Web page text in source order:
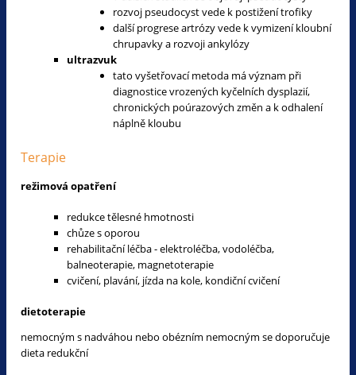
rozvoj pseudocyst vede k postižení trofiky
další progrese artrózy vede k vymizení kloubní
chrupavky a rozvoji ankylózy
ultrazvuk
tato vyšetřovací metoda má význam při
diagnostice vrozených kyčelních dysplazií,
chronických poúrazových změn a k odhalení
náplně kloubu
Terapie
režimová opatření
redukce tělesné hmotnosti
chůze s oporou
rehabilitační léčba - elektroléčba, vodoléčba,
balneoterapie, magnetoterapie
cvičení, plavání, jízda na kole, kondiční cvičení
dietoterapie
nemocným s nadváhou nebo obézním nemocným se doporučuje
dieta redukční